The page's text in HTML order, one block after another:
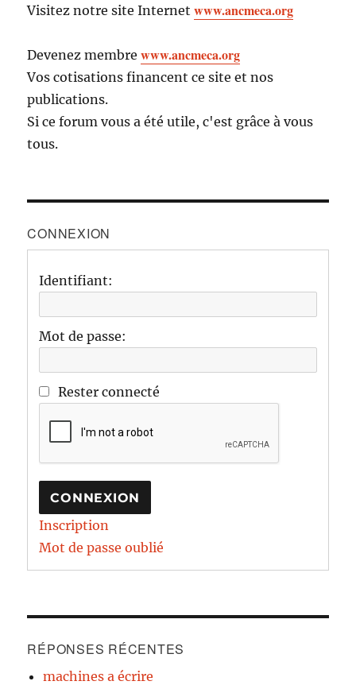
Visitez notre site Internetwww.ancmeca.org
Devenez membrewww.ancmeca.org
Vos cotisations financent ce site et nos
publications.
Si ce forum vous a été utile, c'est grâce à vous
tous.
CONNEXION
Identifiant:
Mot de passe:
Rester connecté
CONNEXION
Inscription
Mot de passe oublié
RÉPONSES RÉCENTES
machines a écrire